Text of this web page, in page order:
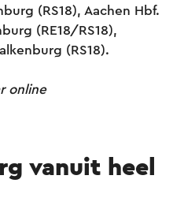
(RS18), Aachen Hbf.
(RE18/RS18),
(RS18).
online
vanuit heel